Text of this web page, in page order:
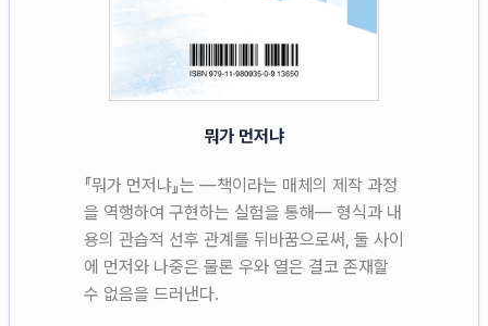
뭐가 먼저냐
『뭐가 먼저냐』는 —책이라는 매체의 제작 과정
을 역행하여 구현하는 실험을 통해— 형식과 내
용의 관습적 선후 관계를 뒤바꿈으로써, 둘 사이
에 먼저와 나중은 물론 우와 열은 결코 존재할
수 없음을 드러낸다.